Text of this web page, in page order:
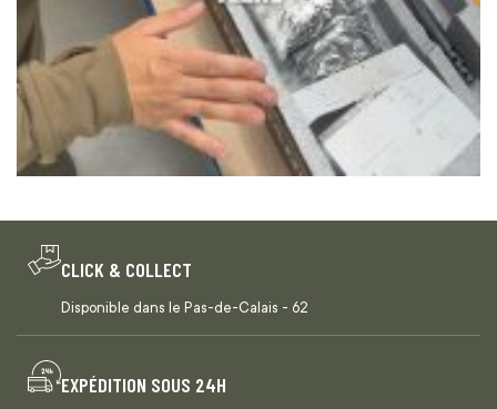
CLICK & COLLECT
Disponible dans le Pas-de-Calais - 62
EXPÉDITION SOUS 24H